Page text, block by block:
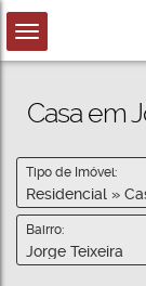
Casa em
Tipo de Imóvel:
Residencial »
Bairro:
Jorge Teixeira